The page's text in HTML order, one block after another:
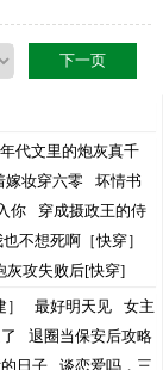
下一页
年代文里的炮灰真千
嫁妆穿六零
坏情书
你
穿成摄政王的侍
也不想死啊［快穿］
灰攻失败后[快穿]
最好明天见
女主
退圈当保安后攻略
日子 谈恋爱吗，三